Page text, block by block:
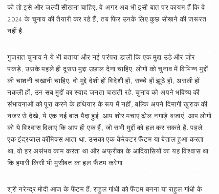
को तो इसे और जल्दी सीखना चाहिए. वे अगर अब भी इसी बात पर कायम हैं कि वे
2024 के चुनाव की तैयारी कर रहे हैं, तब फिर उनके लिए कुछ सीखने की जरूरत
नहीं है.
गुजरात चुनाव ने ये भी बताया और नई परंपरा डाली कि एक मुद्दा उठे और जोर
पकड़े, उसके पहले ही दूसरा मुद्दा उछाल देना चाहिए. लोगों को चुनाव में विभिन्न मुद्दों
की चाशनी चखानी चाहिए. वो मुद्दे देशी हों विदेशी हों, सच्चे हों झूठे हों, असली हों
नकली हों, उन सब मुद्दों का स्वाद जनता चखती रहे. चुनाव को अपने भविष्य की
संभावनाओं को पूरा करने के हथियार के रूप में नहीं, बल्कि अपने दिमागी खुराक की
नजर से देखे, ये एक नई बात पैदा हुई. आप शोर मचाएं ढोल नगाड़े बजाएं, आप लोगों
को ये विश्वास दिलाएं कि आप ही एक हैं, जो सभी मुद्दों को हल कर सकते हैं. पहले
एक इंद्रजाल कॉमिक्स आता था. उसका एक कैरेक्टर फैंटम या बेताल हुआ करता
था. वो हर असंभव काम करता था और अफ्रीका के आदिवासियों का यह विश्वास था
कि हमारी किसी भी मुसीबत का हल फैंटम करेगा.
श्री नरेन्द्र मोदी आज के फैंटम हैं. राहुल गांधी को फैंटम बनना या राहुल गांधी के